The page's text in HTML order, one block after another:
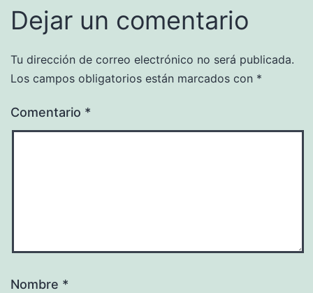
Dejar un comentario
Tu dirección de correo electrónico no será publicada.
Los campos obligatorios están marcados con *
Comentario *
Nombre *